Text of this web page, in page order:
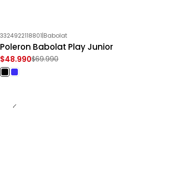
-30%OFF
3324922118801|Babolat
Poleron Babolat Play Junior
$48.990$69.990